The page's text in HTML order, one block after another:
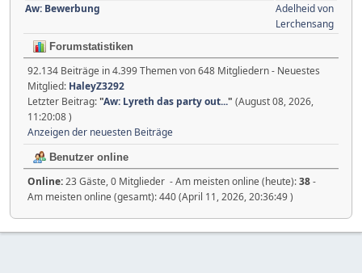
Aw: Bewerbung
Adelheid von
Lerchensang
Forumstatistiken
92.134 Beiträge in 4.399 Themen von 648 Mitgliedern - Neuestes
Mitglied: HaleyZ3292
Letzter Beitrag:"Aw: Lyreth das party out..." (August 08, 2026,
11:20:08 )
Anzeigen der neuesten Beiträge
Benutzer online
Online:23 Gäste, 0 Mitglieder - Am meisten online (heute):38-
Am meisten online (gesamt): 440 (April 11, 2026, 20:36:49 )